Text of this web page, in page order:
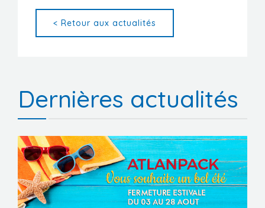
< Retour aux actualités
Dernières actualités